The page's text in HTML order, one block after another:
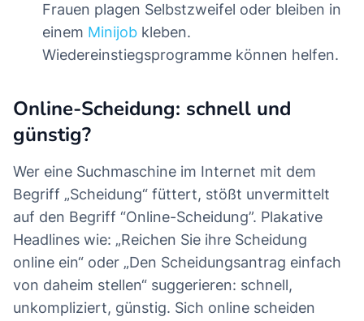
Frauen plagen Selbstzweifel oder bleiben in
einem Minijob kleben.
Wiedereinstiegsprogramme können helfen.
Online-Scheidung: schnell und
günstig?
Wer eine Suchmaschine im Internet mit dem
Begriff „Scheidung“ füttert, stößt unvermittelt
auf den Begriff “Online-Scheidung”. Plakative
Headlines wie: „Reichen Sie ihre Scheidung
online ein“ oder „Den Scheidungsantrag einfach
von daheim stellen“ suggerieren: schnell,
unkompliziert, günstig. Sich online scheiden